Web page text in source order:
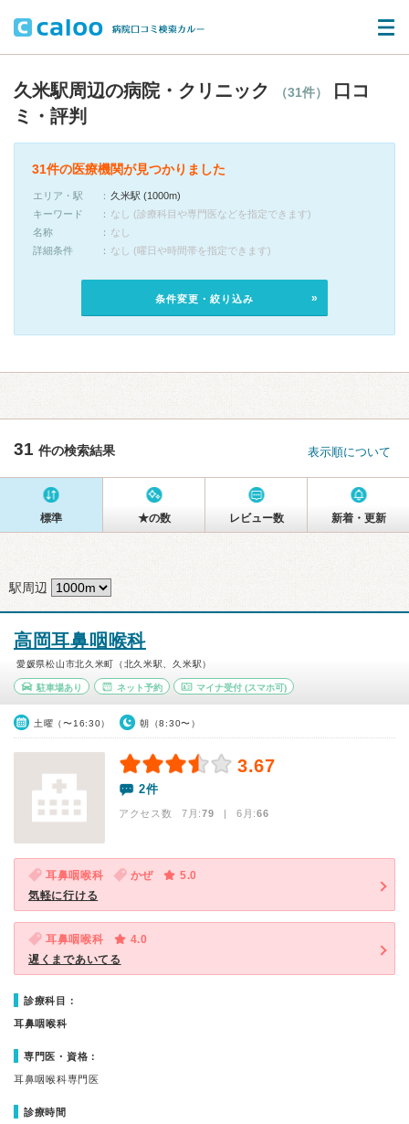
久米駅周辺の病院・クリニック （31件）
口コ
ミ・評判
31件の医療機関が見つかりました
エリア・駅
久米駅 (1000m)
キーワード
なし (診療科目や専門医などを指定できます)
名称
なし
詳細条件
なし (曜日や時間帯を指定できます)
条件変更・絞り込み
31 件の検索結果 表示順について
標準 ★の数 レビュー数 新着・更新
駅周辺
高岡耳鼻咽喉科
愛媛県松山市北久米町（北久米駅、久米駅）
駐車場あり ネット予約 マイナ受付 (スマホ可)
土曜（〜16:30） 朝（8:30〜）
3.67
2件
アクセス数 7月:79 | 6月:66
耳鼻咽喉科 かぜ
5.0
気軽に行ける
耳鼻咽喉科
4.0
遅くまであいてる
診療科目：
耳鼻咽喉科
専門医・資格：
耳鼻咽喉科専門医
診療時間